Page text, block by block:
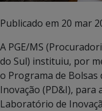
Publicado em 20 mar
A PGE/MS
do Sul) instituiu, por
o Programa de Bolsas
Inovação (PD&I),
Laboratório de